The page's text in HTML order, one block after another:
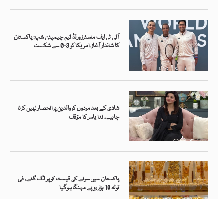
آئی ٹی ایف ماسٹرز ورلڈ ٹیم چیمپئن شپ: پاکستان
کا شاندار آغاز، امریکا کو 3-0 سے شکست
شادی کے بعد مردوں کو والدین پر انحصار نہیں کرنا
چاہیے، ندا یاسر کا مؤقف
پاکستان میں سونے کی قیمت کو پر لگ گئے، فی
تولہ 10 ہزار روپے مہنگا ہوگیا